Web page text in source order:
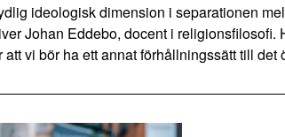
ideologisk dimension i separationen
Johan Eddebo, docent i religionsfilosofi.
vi bör ha ett annat förhållningssätt till det